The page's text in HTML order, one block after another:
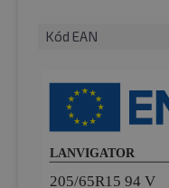
Kód EAN